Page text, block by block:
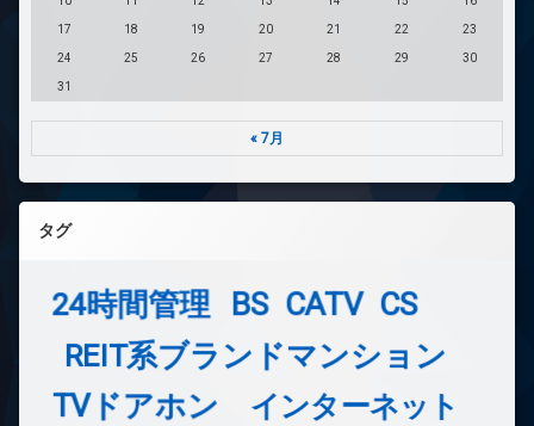
17 18 19 20 21 22 23
24 25 26 27 28 29 30
31
« 7月
タグ
24時間管理 BS CATV CS
REIT系ブランドマンション
TVドアホン インターネット